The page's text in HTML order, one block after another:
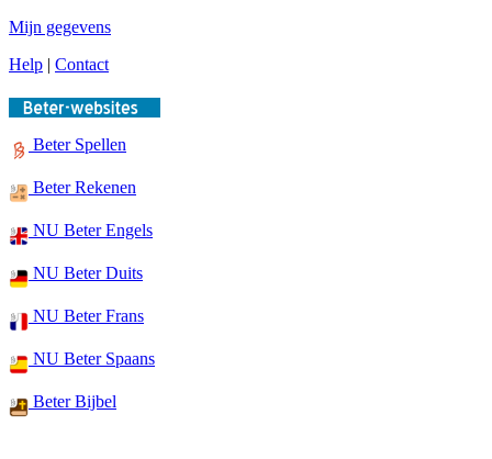
Mijn gegevens
Help | Contact
Beter Spellen
Beter Rekenen
NU Beter Engels
NU Beter Duits
NU Beter Frans
NU Beter Spaans
Beter Bijbel